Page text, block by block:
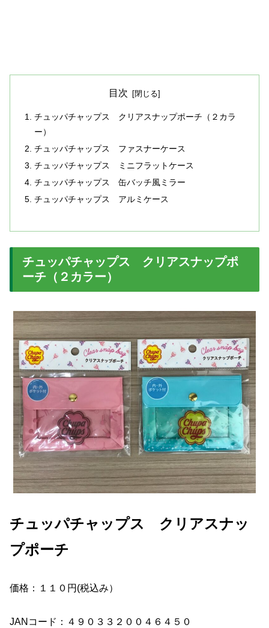
目次
チュッパチャップス クリアスナップポーチ（２カラ
ー）
チュッパチャップス ファスナーケース
チュッパチャップス ミニフラットケース
チュッパチャップス 缶バッチ風ミラー
チュッパチャップス アルミケース
チュッパチャップス クリアスナップポ
ーチ（２カラー）
チュッパチャップス クリアスナッ
プポーチ
価格：１１０円(税込み）
JANコード：４９０３３２００４６４５０